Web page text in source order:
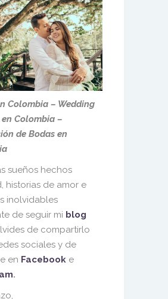
Colombia – Wedding
Colombia –
de Bodas en
sueños hechos
historias de amor e
inolvidables
de seguir mi blog
de compartirlo
sociales y de
en Facebook e
.